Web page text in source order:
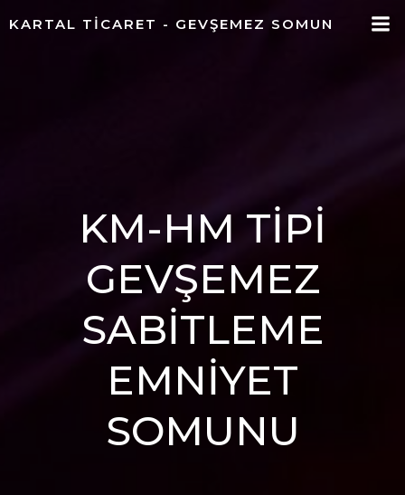
geç
KARTAL TICARET - GEVŞEMEZ SOMUN
KM-HM TİPİ
GEVŞEMEZ
SABİTLEME
EMNİYET
SOMUNU